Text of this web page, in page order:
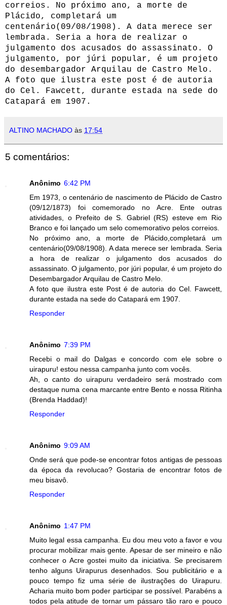
correios. No próximo ano, a morte de
Plácido, completará um
centenário(09/08/1908). A data merece ser
lembrada. Seria a hora de realizar o
julgamento dos acusados do assassinato. O
julgamento, por júri popular, é um projeto
do desembargador Arquilau de Castro Melo.
A foto que ilustra este post é de autoria
do Cel. Fawcett, durante estada na sede do
Catapará em 1907.
ALTINO MACHADO às 17:54
5 comentários:
Anônimo 6:42 PM
Em 1973, o centenário de nascimento de Plácido de Castro
(09/12/1873) foi comemorado no Acre. Ente outras
atividades, o Prefeito de S. Gabriel (RS) esteve em Rio
Branco e foi lançado um selo comemorativo pelos correios.
No próximo ano, a morte de Plácido,completará um
centenário(09/08/1908). A data merece ser lembrada. Seria
a hora de realizar o julgamento dos acusados do
assassinato. O julgamento, por júri popular, é um projeto do
Desembargador Arquilau de Castro Melo.
A foto que ilustra este Post é de autoria do Cel. Fawcett,
durante estada na sede do Catapará em 1907.
Responder
Anônimo 7:39 PM
Recebi o mail do Dalgas e concordo com ele sobre o
uirapuru! estou nessa campanha junto com vocês.
Ah, o canto do uirapuru verdadeiro será mostrado com
destaque numa cena marcante entre Bento e nossa Ritinha
(Brenda Haddad)!
Responder
Anônimo 9:09 AM
Onde será que pode-se encontrar fotos antigas de pessoas
da época da revolucao? Gostaria de encontrar fotos de
meu bisavô.
Responder
Anônimo 1:47 PM
Muito legal essa campanha. Eu dou meu voto a favor e vou
procurar mobilizar mais gente. Apesar de ser mineiro e não
conhecer o Acre gostei muito da iniciativa. Se precisarem
tenho alguns Uirapurus desenhados. Sou publicitário e a
pouco tempo fiz uma série de ilustrações do Uirapuru.
Acharia muito bom poder participar se possível. Parabéns a
todos pela atitude de tornar um pássaro tão raro e pouco